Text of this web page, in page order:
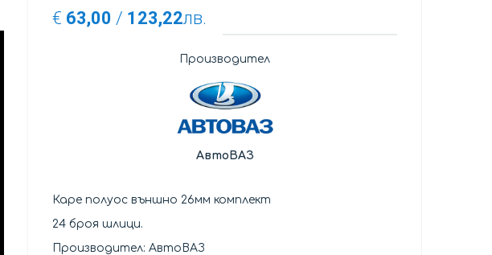
€ 63,00 / 123,22лв.
Производител
АвтоВАЗ
Каре полуос външно 26мм комплект
24 броя шлици.
Производител: АвтоВАЗ